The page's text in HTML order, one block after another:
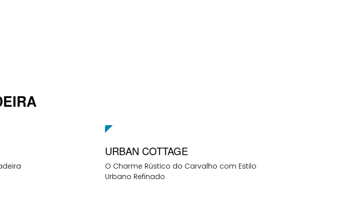
NEW
URBAN COTTAGE
O Charme Rústico do Carvalho com Estilo
Urbano Refinado